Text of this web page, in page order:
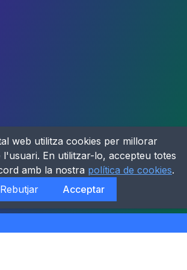
web utilitza cookies per millorar
l'usuari. En utilitzar-lo, accepteu totes
amb la nostra política de cookies.
Rebutjar
Acceptar